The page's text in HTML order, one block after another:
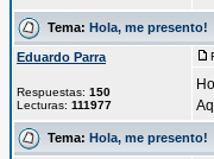
Tema: Hola, me presento!
Eduardo Parra
Respuestas: 150
Lecturas: 111977
Tema: Hola, me presento!